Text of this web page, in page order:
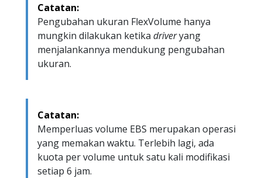
Catatan:
Pengubahan ukuran FlexVolume hanya
mungkin dilakukan ketika driveryang
menjalankannya mendukung pengubahan
ukuran.
Catatan:
Memperluas volume EBS merupakan operasi
yang memakan waktu. Terlebih lagi, ada
kuota per volume untuk satu kali modifikasi
setiap 6 jam.